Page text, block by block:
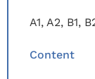
A1, A2, B1,
Content